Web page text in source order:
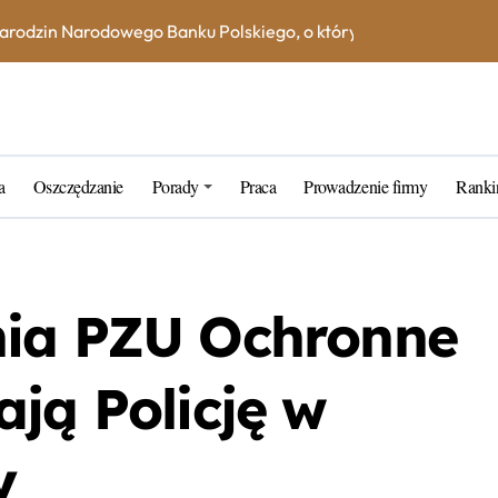
książeczce mieszkaniowej w 2023 roku? Skorzystaj z
jak uniknąć dodatkowych kosztów i opłat?
porady na 2023 rok
wybrać najlepszą inwestycję dla siebie?
Oszczędzanie Porady Praca Prowadzenie firmy
PZU Ochronne
Policję w